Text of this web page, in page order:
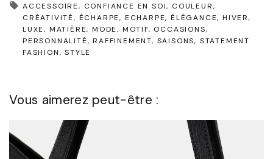
ACCESSOIRE CONFIANCE EN SOI COULEUR
CRÉATIVITÉ ÉCHARPE ECHARPE ÉLÉGANCE HIVER
LUXE MATIÈRE MODE MOTIF
OCCASIONS
PERSONNALITÉ
RAFFINEMENT SAISONS STATEMENT
FASHION
STYLE
Vous aimerez peut-être :